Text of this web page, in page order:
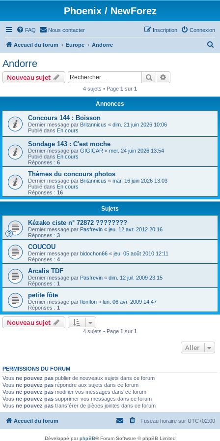
Phoenix / NewForez
FAQ Nous contacter Connexion
Inscription
Accueil du forum Europe Andorre
e
Andorre
Nouveau sujet Rechercher
4 sujets • Page 1 sur 1
Annonces
Concours 144 : Boisson
Dernier message par Britannicus « dim. 21 juin 2026 10:06
Publié dans En cours
Sondage 143 : C'est moche
Dernier message par GIGICAR « mer. 24 juin 2026 13:54
Publié dans En cours
Réponses : 6
Thèmes du concours photos
Dernier message par Britannicus « mar. 16 juin 2026 13:03
Publié dans En cours
Réponses : 16
Sujets
Kézako ciste n° 72872 ????????
Dernier message par Pasfrevin « jeu. 12 avr. 2012 20:16
Réponses : 3
COUCOU
Dernier message par bidochon66 « jeu. 05 août 2010 12:11
Réponses : 4
Arcalis TDF
Dernier message par Pasfrevin « dim. 12 juil. 2009 23:15
Réponses : 1
petite fôte
Dernier message par flonflon « lun. 06 avr. 2009 14:47
Réponses : 1
Nouveau sujet
4 sujets • Page 1 sur 1
Aller
PERMISSIONS DU FORUM
Vous ne pouvez pas publier de nouveaux sujets dans ce forum
Vous ne pouvez pas répondre aux sujets dans ce forum
Vous ne pouvez pas modifier vos messages dans ce forum
Vous ne pouvez pas supprimer vos messages dans ce forum
Vous ne pouvez pas transférer de pièces jointes dans ce forum
Accueil du forum Fuseau horaire sur UTC+02:00
Développé parphpBB® Forum Software © phpBB Limited